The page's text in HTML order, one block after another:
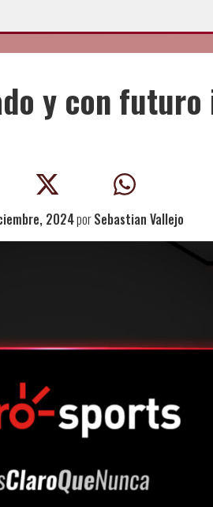
y con
2024porSebastian Vallejo